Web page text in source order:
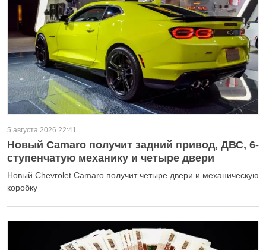
5 августа 2026 22:41
Новый Camaro получит задний привод, ДВС, 6-
ступенчатую механику и четыре двери
Новый Chevrolet Camaro получит четыре двери и механическую
коробку